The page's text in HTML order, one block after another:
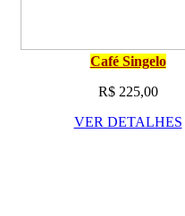
Café Singelo
R$ 225,00
VER DETALHES